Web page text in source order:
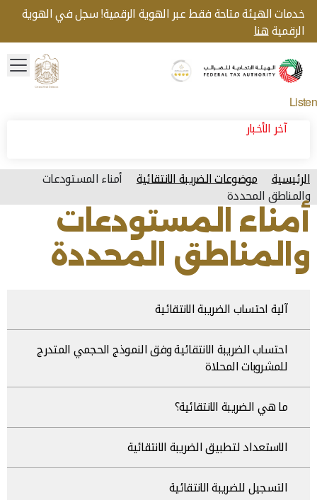
خدمات الهيئة متاحة فقط عبر الهوية الرقمية! سجل في الهوية
الرقميةهنا
Logo
Gold star Logo
Listen
آخر الأخبار
الرئيسية موضوعات الضريبة الانتقائية أمناء المستودعات
والمناطق المحددة
أمناء المستودعات
والمناطق المحددة
آلية احتساب الضريبة الانتقائية
احتساب الضريبة الانتقائية وفق النموذج الحجمي المتدرج
للمشروبات المحلاة
ما هي الضريبة الانتقائية؟
الاستعداد لتطبيق الضريبة الانتقائية
التسجيل للضريبة الانتقائية